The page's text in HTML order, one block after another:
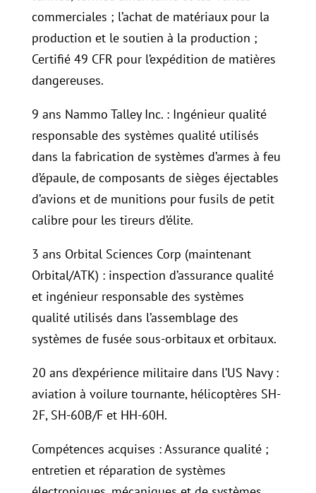
commerciales ; l’achat de matériaux pour la
production et le soutien à la production ;
Certifié 49 CFR pour l’expédition de matières
dangereuses.
9 ans Nammo Talley Inc. : Ingénieur qualité
responsable des systèmes qualité utilisés
dans la fabrication de systèmes d’armes à feu
d’épaule, de composants de sièges éjectables
d’avions et de munitions pour fusils de petit
calibre pour les tireurs d’élite.
3 ans Orbital Sciences Corp (maintenant
Orbital/ATK) : inspection d’assurance qualité
et ingénieur responsable des systèmes
qualité utilisés dans l’assemblage des
systèmes de fusée sous-orbitaux et orbitaux.
20 ans d’expérience militaire dans l’US Navy :
aviation à voilure tournante, hélicoptères SH-
2F, SH-60B/F et HH-60H.
Compétences acquises : Assurance qualité ;
entretien et réparation de systèmes